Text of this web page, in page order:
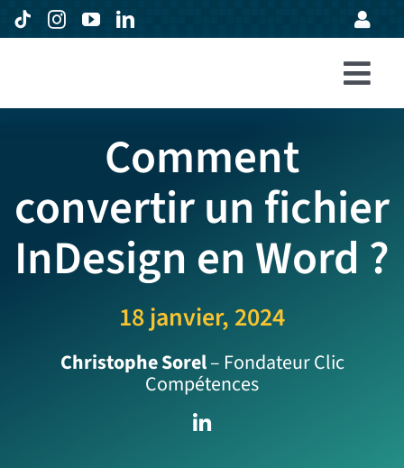
Passer
au
Formations
Entreprises
Avis
À propos
Comment
convertir un fichier
InDesign en Word ?
18 janvier, 2024
Christophe Sorel– Fondateur Clic
Compétences